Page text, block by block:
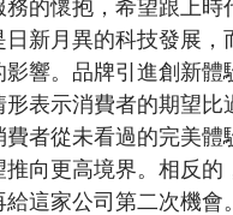
的懷抱，希望跟上時
新月異的科技發展
響。品牌引進創新體
表示消費者的期望
者從未看過的完美
向更高境界。相反
這家公司第二次機